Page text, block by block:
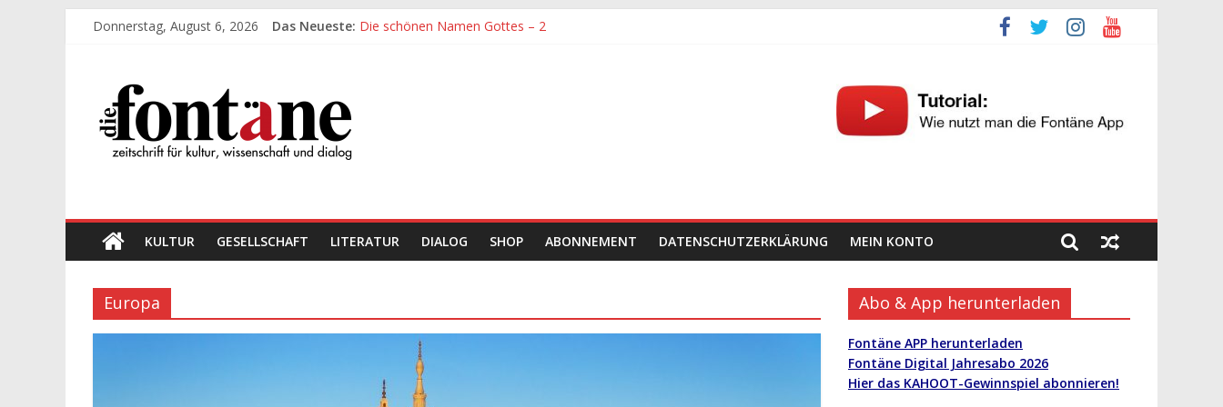
ZumDonnerstag, August 6, 2026 Das Neueste: Die schönen Namen Gottes – 2
Die
Fontäne
kultur,
wissenschaft
und
KULTUR GESELLSCHAFT LITERATUR DIALOG SHOP ABONNEMENT DATENSCHUTZERKLÄRUNG MEIN KONTO
Europa Abo & App herunterladen
Fontäne APP herunterladen
Fontäne Digital Jahresabo 2026
Hier das KAHOOT-Gewinnspiel abonnieren!